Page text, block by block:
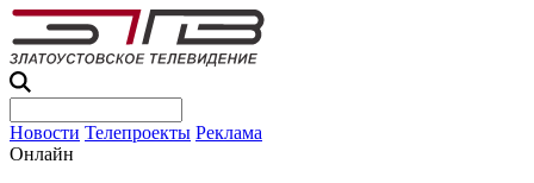
Новости Телепроекты Реклама
Онлайн